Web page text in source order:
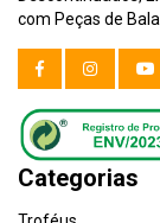
com Peças de
Categorias